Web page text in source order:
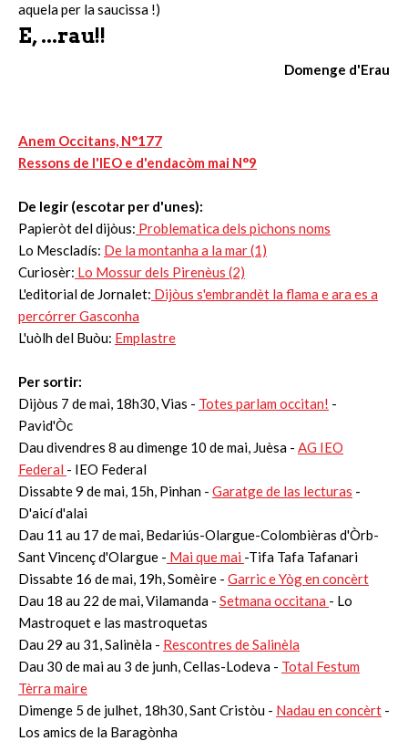
aquela per la saucissa !)
E, ...rau!!
Domenge d'Erau
Anem Occitans, N°177
Ressons de l'IEO e d'endacòm mai N°9
De legir (escotar per d'unes):
Papieròt del dijòus: Problematica dels pichons noms
Lo Mescladís: De la montanha a la mar (1)
Curiosèr: Lo Mossur dels Pirenèus (2)
L'editorial de Jornalet: Dijòus s'embrandèt la flama e ara es a
percórrer Gasconha
L'uòlh del Buòu: Emplastre
Per sortir:
Dijòus 7 de mai, 18h30, Vias - Totes parlam occitan! -
Pavid'Òc
Dau divendres 8 au dimenge 10 de mai, Juèsa - AG IEO
Federal - IEO Federal
Dissabte 9 de mai, 15h, Pinhan - Garatge de las lecturas -
D'aicí d'alai
Dau 11 au 17 de mai, Bedariús-Olargue-Colombièras d'Òrb-
Sant Vincenç d'Olargue - Mai que mai -Tifa Tafa Tafanari
Dissabte 16 de mai, 19h, Somèire - Garric e Yòg en concèrt
Dau 18 au 22 de mai, Vilamanda - Setmana occitana - Lo
Mastroquet e las mastroquetas
Dau 29 au 31, Salinèla - Rescontres de Salinèla
Dau 30 de mai au 3 de junh, Cellas-Lodeva - Total Festum
Tèrra maire
Dimenge 5 de julhet, 18h30, Sant Cristòu - Nadau en concèrt -
Los amics de la Baragònha